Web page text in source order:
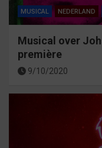
MUSICAL NEDERLAND
Musical over
première
9/10/2020